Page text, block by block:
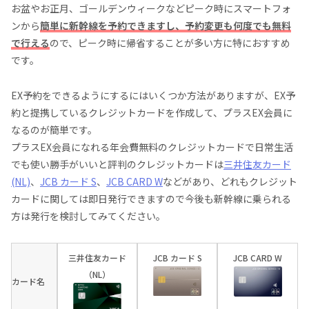
お盆やお正月、ゴールデンウィークなどピーク時にスマートフォ
ンから簡単に新幹線を予約できますし、予約変更も何度でも無料
で行えるので、ピーク時に帰省することが多い方に特におすすめ
です。
EX予約をできるようにするにはいくつか方法がありますが、EX予
約と提携しているクレジットカードを作成して、プラスEX会員に
なるのが簡単です。
プラスEX会員になれる年会費無料のクレジットカードで日常生活
でも使い勝手がいいと評判のクレジットカードは三井住友カード
(NL)、 JCB カード S、 JCB CARD Wなどがあり、どれもクレジット
カードに関しては即日発行できますので今後も新幹線に乗られる
方は発行を検討してみてください。
カード名
三井住友カード
（NL）
JCB カード S JCB CARD W